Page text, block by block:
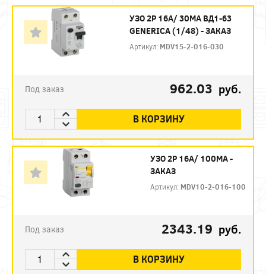
УЗО 2P 16А/ 30МА ВД1-63
GENERICA (1/48) - ЗАКАЗ
Артикул: MDV15-2-016-030
Под заказ 962.03 руб.
В КОРЗИНУ
УЗО 2P 16А/ 100МА -
ЗАКАЗ
Артикул: MDV10-2-016-100
Под заказ 2343.19 руб.
В КОРЗИНУ